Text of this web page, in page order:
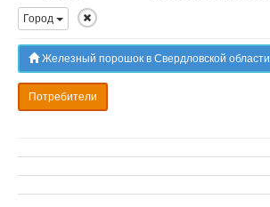
Город
Железный порошок в Свердловской области
Потребители